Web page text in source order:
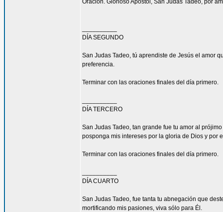
Oración. Glorioso Apóstol, San Judas Tadeo, por
DÍA SEGUNDO
San Judas Tadeo, tú aprendiste de Jesús el amor
preferencia.
Terminar con las oraciones finales del día primero.
DÍA TERCERO
San Judas Tadeo, tan grande fue tu amor al
posponga mis intereses por la gloria de Dios y por
Terminar con las oraciones finales del día primero.
DÍA CUARTO
San Judas Tadeo, fue tanta tu abnegación que
mortificando mis pasiones, viva sólo para Él.